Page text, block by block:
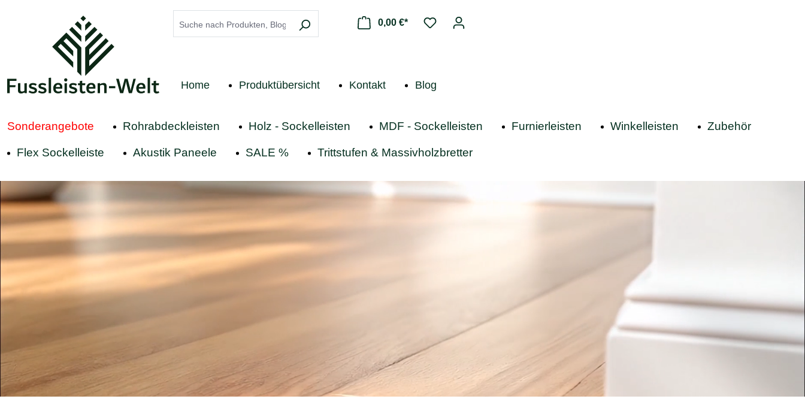
Zur Hauptnavigation springen
0,00 €*
Home Produktübersicht Kontakt Blog
Sonderangebote Rohrabdeckleisten Holz - Sockelleisten MDF - Sockelleisten Furnierleisten Winkelleisten Zubehör
Flex Sockelleiste Akustik Paneele SALE % Trittstufen & Massivholzbretter